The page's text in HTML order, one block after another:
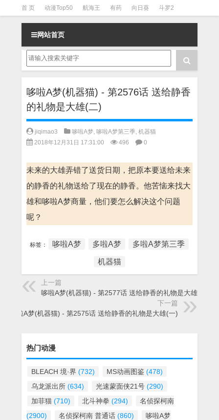
首 页 动漫Top50 航海王 有药 向日葵 斗罗2
斗罗3 火影 一拳超人 柯南 阴阳师 节目清单
网站首页
哆啦A梦(机器猫) - 第2576话 送给静香
的礼物是大雄(二)
jiqimao3 哆啦A梦, 哆啦A梦第三季, 机器猫
2018年12月31日 17:31:00
496 0
未来的大雄弄错了送货日期，把原本要送给未来
的静香的礼物送给了现在的静香。他苦恼来找大
雄和哆啦A梦商量，他们要怎么解决这个问题
呢？
标签： 哆啦A梦 多啦A梦 多啦A梦第三季
机器猫
上一篇
哆啦A梦(机器猫) - 第2577话 送给静香的礼物是大雄(三)
下一篇
哆啦A梦(机器猫) - 第2575话 送给静香的礼物是大雄(一)
热门动漫
BLEACH 境·界 (732) MS动画图鉴 (478)
乌龙派出所 (634) 光速蒙面侠21号 (290)
加菲猫 (710) 北斗神拳 (294)
名侦探柯南
(2900)
名侦探柯南 普通话 (860)
哆啦A梦